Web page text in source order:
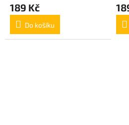
189 Kč
Do košíku